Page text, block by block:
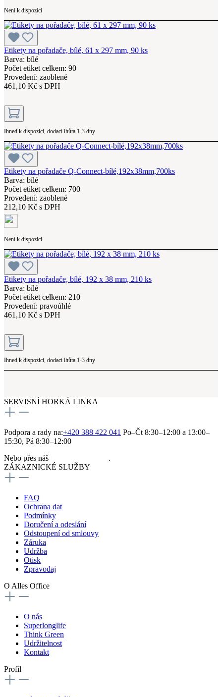
Není k dispozici
Etikety na pořadače, bílé, 61 x 297 mm, 90 ks
Barva: bílé
Počet etiket celkem: 90
Provedení: zaoblené
461,10 Kč s DPH
Ihned k dispozici, dodací lhůta 1-3 dny
Etikety na pořadače Q-Connect-bílé,192x38mm,700ks
Barva: bílé
Počet etiket celkem: 700
Provedení: zaoblené
212,10 Kč s DPH
Není k dispozici
Etikety na pořadače, bílé, 192 x 38 mm, 210 ks
Barva: bílé
Počet etiket celkem: 210
Provedení: pravoúhlé
461,10 Kč s DPH
Ihned k dispozici, dodací lhůta 1-3 dny
SERVISNÍ HORKÁ LINKA
Podpora a rady na:+420 388 422 041 Po–Čt 8:30–12:00 a 13:00–
15:30, Pá 8:30–12:00
Nebo přes náš
.
ZÁKAZNICKÉ SLUŽBY
FAQ
Ochrana dat
Podmínky
Doručení a odeslání
Odstoupení od smlouvy
Záruka
Udržba
Otisk
Zpravodaj
O Alles Office
O nás
Superlonglife
Think Green
Udržitelnost
Kontakt
Profil